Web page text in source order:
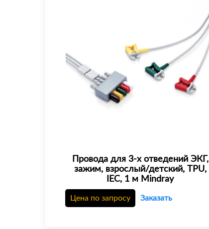
Провода для 3-х отведений ЭКГ,
зажим, взрослый/детский, TPU,
IEC, 1 м Mindray
Цена по запросу Заказать